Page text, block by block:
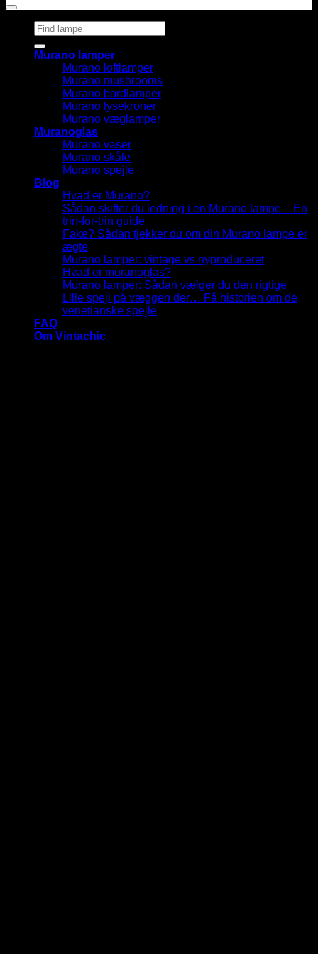
Søg
efter:
Murano lamper
Murano loftlamper
Murano mushrooms
Murano bordlamper
Murano lysekroner
Murano væglamper
Muranoglas
Murano vaser
Murano skåle
Murano spejle
Blog
Hvad er Murano?
Sådan skifter du ledning i en Murano lampe – En
trin-for-trin guide
Fake? Sådan tjekker du om din Murano lampe er
ægte
Murano lamper: vintage vs nyproduceret
Hvad er muranoglas?
Murano lamper: Sådan vælger du den rigtige
Lille spejl på væggen der… Få historien om de
venetianske spejle
FAQ
Om Vintachic